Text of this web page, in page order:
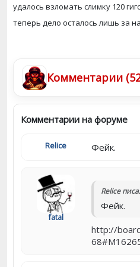
удалось взломать слимку 120
теперь дело осталось лишь за
Комментарии
Комментарии на форуме
Relice Фейк.
fatal
Relice
Фейк.
http://